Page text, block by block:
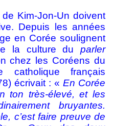
Kim-Jon-Un doivent
Depuis les années
en Corée soulignent
la culture du parler
chez les Coréens du
catholique français
écrivait : « En Corée
ton très-élevé, et les
bruyantes.
c’est faire preuve de